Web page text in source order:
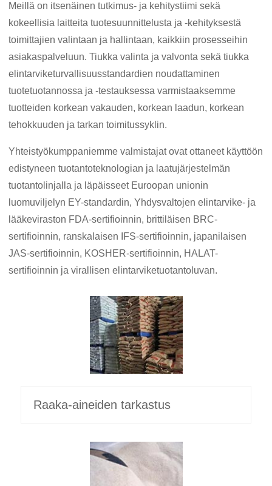
Meillä on itsenäinen tutkimus- ja kehitystiimi sekä
kokeellisia laitteita tuotesuunnittelusta ja -kehityksestä
toimittajien valintaan ja hallintaan, kaikkiin prosesseihin
asiakaspalveluun. Tiukka valinta ja valvonta sekä tiukka
elintarviketurvallisuusstandardien noudattaminen
tuotetuotannossa ja -testauksessa varmistaaksemme
tuotteiden korkean vakauden, korkean laadun, korkean
tehokkuuden ja tarkan toimitussyklin.
Yhteistyökumppaniemme valmistajat ovat ottaneet käyttöön
edistyneen tuotantoteknologian ja laatujärjestelmän
tuotantolinjalla ja läpäisseet Euroopan unionin
luomuviljelyn EY-standardin, Yhdysvaltojen elintarvike- ja
lääkeviraston FDA-sertifioinnin, brittiläisen BRC-
sertifioinnin, ranskalaisen IFS-sertifioinnin, japanilaisen
JAS-sertifioinnin, KOSHER-sertifioinnin, HALAT-
sertifioinnin ja virallisen elintarviketuotantoluvan.
Raaka-aineiden tarkastus